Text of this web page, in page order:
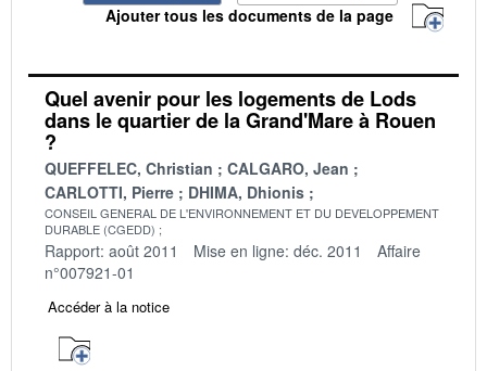
Ajouter tous les documents de la page
Quel avenir pour les logements de Lods
dans le quartier de la Grand'Mare à Rouen
?
QUEFFELEC, Christian
CALGARO, Jean
CARLOTTI, Pierre
DHIMA, Dhionis
CONSEIL GENERAL DE L'ENVIRONNEMENT ET DU DEVELOPPEMENT
DURABLE (CGEDD)
Rapport: août 2011 Mise en ligne: déc. 2011
Affaire
n°007921-01
Accéder à la notice